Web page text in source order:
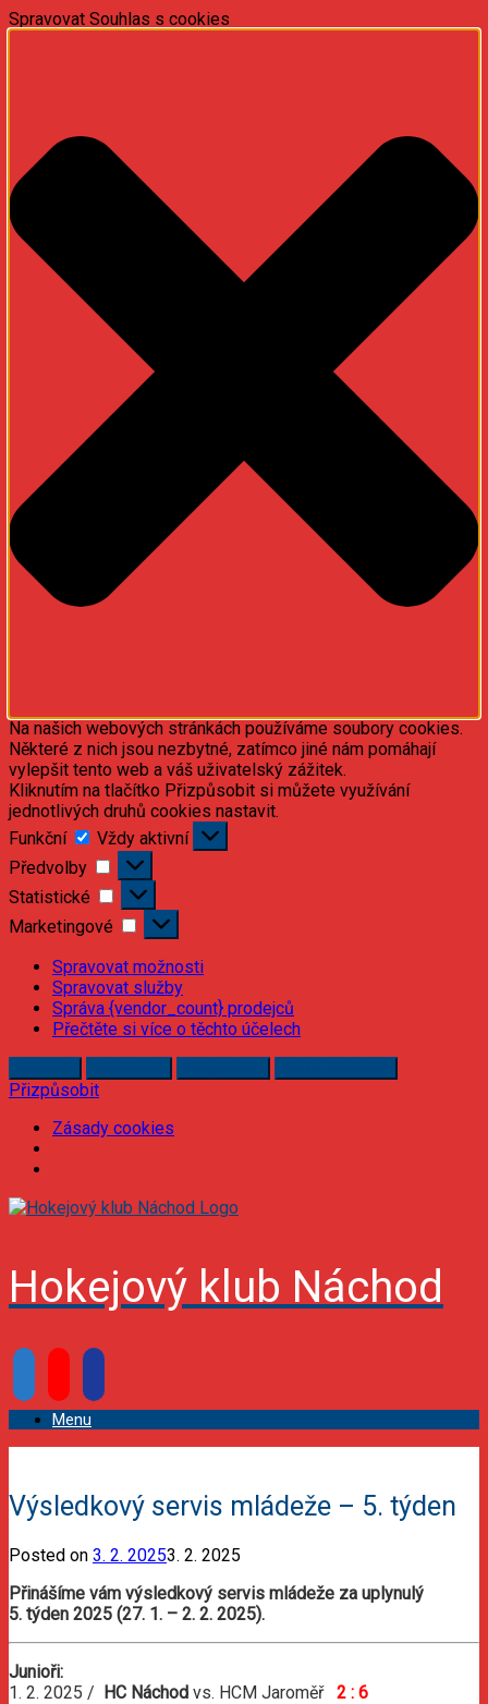
Spravovat Souhlas s cookies
Na našich webových stránkách používáme soubory cookies.
Některé z nich jsou nezbytné, zatímco jiné nám pomáhají
vylepšit tento web a váš uživatelský zážitek.
Kliknutím na tlačítko Přizpůsobit si můžete využívání
jednotlivých druhů cookies nastavit.
Funkční
Funkční
Vždy aktivní
Předvolby
Předvolby
Statistické
Statistické
Marketingové
Marketingové
Spravovat možnosti
Spravovat služby
Správa {vendor_count} prodejců
Přečtěte si více o těchto účelech
Přizpůsobit
Zásady cookies
Skip
Hokejový klub Náchod
Menu
Výsledkový servis mládeže – 5. týden
Posted on 3. 2. 20253. 2. 2025
Přinášíme vám výsledkový servis mládeže za uplynulý
5. týden 2025 (27. 1. – 2. 2. 2025).
Junioři:
1. 2. 2025 / HC Náchod vs. HCM Jaroměř 2 : 6